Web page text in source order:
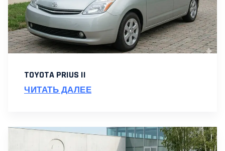
TOYOTA PRIUS II
ЧИТАТЬ ДАЛЕЕ